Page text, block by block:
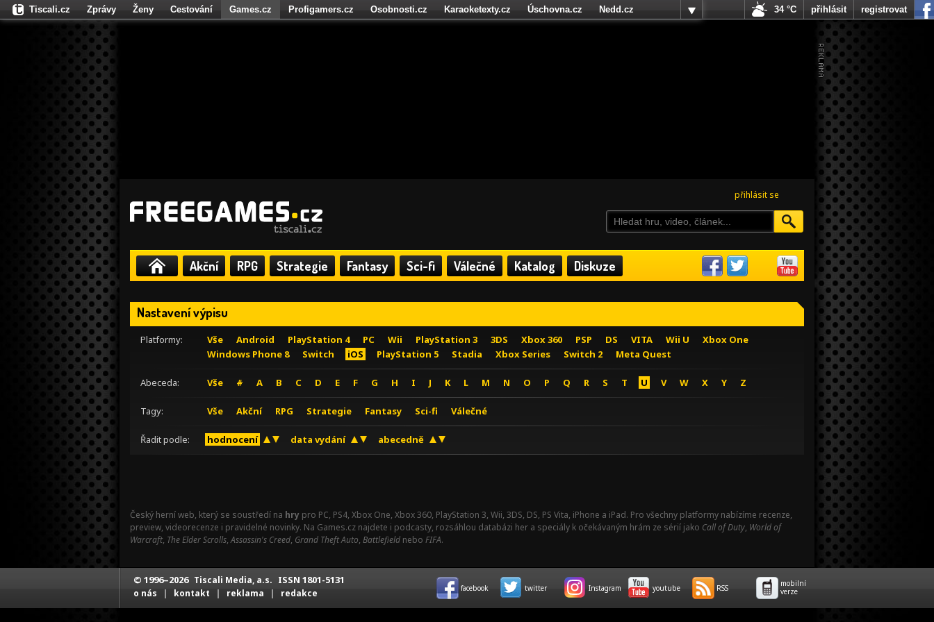
přihlásit se
Akční RPG Strategie Fantasy Sci-fi Válečné Katalog Diskuze
Nastavení výpisu
Platformy: Vše Android PlayStation 4 PC Wii PlayStation 3 3DS Xbox 360 PSP DS VITA Wii U
Xbox One
Windows Phone 8
Switch iOS PlayStation 5 Stadia Xbox Series Switch 2 Meta Quest
Abeceda: Vše # A B C D E F G H I J K L M N O P Q R S T U V W X Y Z
Tagy: Vše Akční RPG Strategie Fantasy Sci-fi Válečné
Řadit podle: hodnocení data vydání abecedně
Český herní web, který se soustředí na hry pro PC, PS4, Xbox One, Xbox 360, PlayStation 3, Wii, 3DS, DS, PS Vita, iPhone a iPad. Pro všechny platformy nabízíme recenze,
preview, videorecenze i pravidelné novinky. Na Games.cz najdete i podcasty, rozsáhlou databázi her a speciály k očekávaným hrám ze sérií jako Call of Duty, World of
Warcraft, The Elder Scrolls,Assassin's Creed, Grand Theft Auto, Battlefield nebo FIFA.
Tiscali.cz Zprávy Ženy Cestování Games.cz Profigamers.cz Osobnosti.cz Karaoketexty.cz Úschovna.cz
Nedd.cz
Fights.cz
34 °C přihlásit registrovat
© 1996–2026 Tiscali Media, a.s. ISSN 1801-5131
o nás | kontakt | reklama | redakce facebook twitter Instagram youtube RSS
mobilní
verze